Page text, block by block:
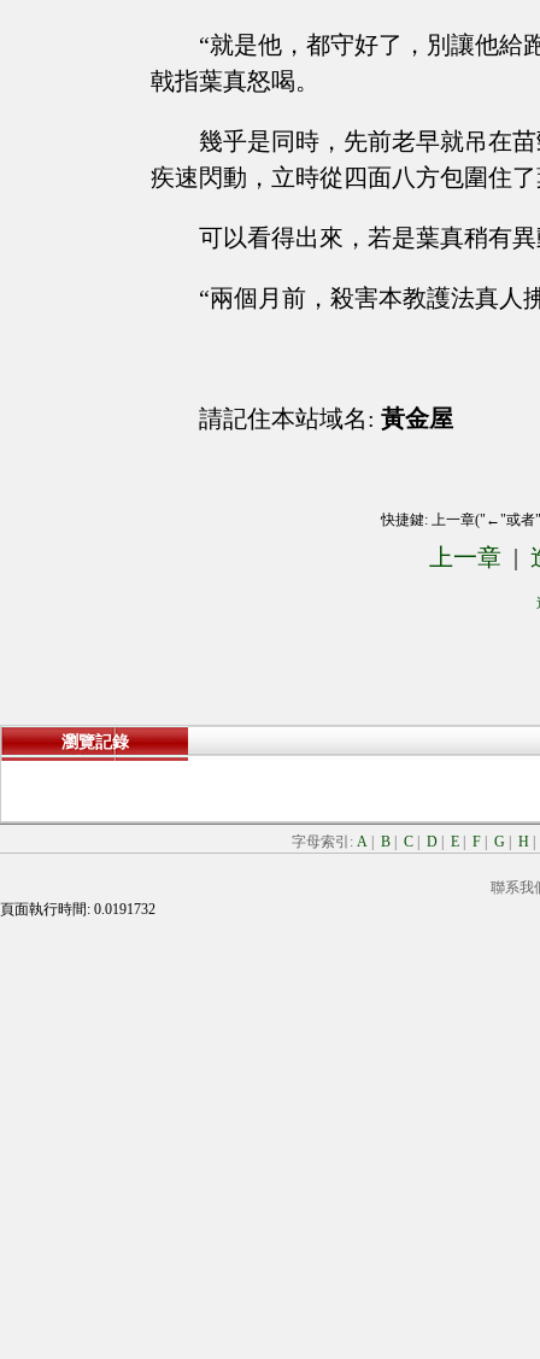
“就是他，都守好了，別讓他給
戟指葉真怒喝。
幾乎是同時，先前老早就吊在
疾速閃動，立時從四面八方包圍住
可以看得出來，若是葉真稍有
“兩個月前，殺害本教護法真人
請記住本站域名: 黃金屋
快捷鍵: 上一章("←"或
上一章 |
瀏覽記錄
字母索引: A B C D E F G H
聯系我
頁面執行時間: 0.0191732